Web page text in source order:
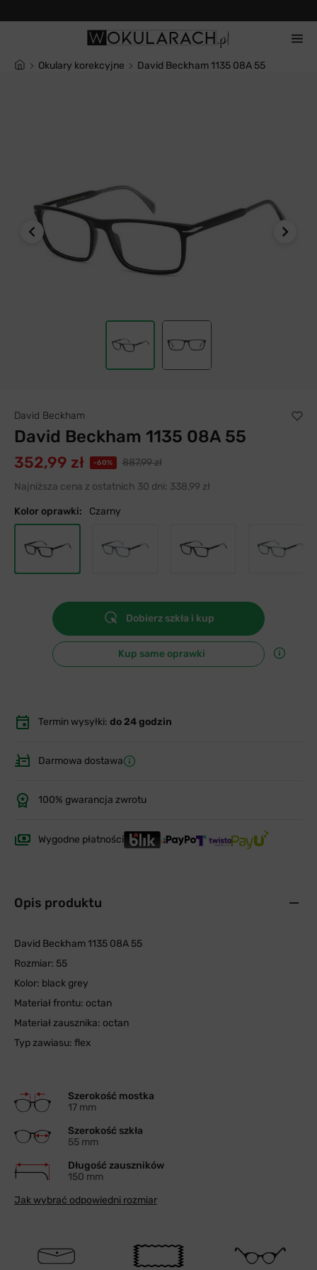
Okulary korekcyjne David Beckham 1135 08A 55
David Beckham
David Beckham 1135 08A 55
352,99 zł -60%
887,99 zł
Najniższa cena z ostatnich 30 dni: 338,99 zł
Kolor oprawki: Czarny
Dobierz szkła i kup
Kup same oprawki
Termin wysyłki: do 24 godzin
Darmowa dostawa
100% gwarancja zwrotu
Wygodne płatności
Opis produktu
David Beckham 1135 08A 55
Rozmiar: 55
Kolor: black grey
Materiał frontu: octan
Materiał zausznika: octan
Typ zawiasu: flex
Szerokość mostka
17 mm
Szerokość szkła
55 mm
Długość zauszników
150 mm
Jak wybrać odpowiedni rozmiar